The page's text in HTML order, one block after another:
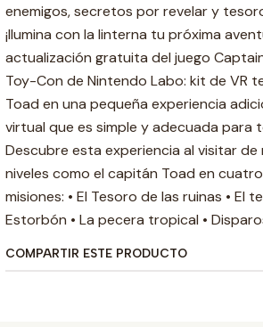
enemigos, secretos por revelar y
¡Ilumina con la linterna tu próxima
actualización gratuita del juego
Toy-Con de Nintendo Labo: kit de VR
Toad en una pequeña experiencia
virtual que es simple y adecuada para
Descubre esta experiencia al visitar de
niveles como el capitán Toad en
misiones: • El Tesoro de las ruinas • El
Estorbón • La pecera tropical •
COMPARTIR ESTE PRODUCTO